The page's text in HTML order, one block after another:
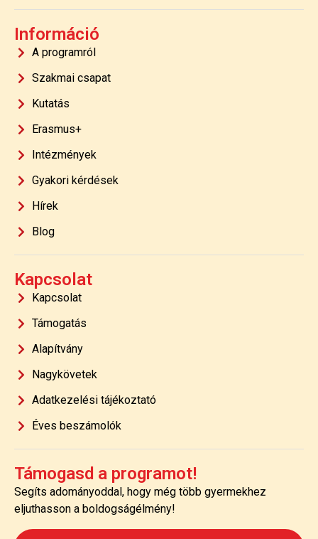
Információ
A programról
Szakmai csapat
Kutatás
Erasmus+
Intézmények
Gyakori kérdések
Hírek
Blog
Kapcsolat
Kapcsolat
Támogatás
Alapítvány
Nagykövetek
Adatkezelési tájékoztató
Éves beszámolók
Támogasd a programot!
Segíts adományoddal, hogy még több gyermekhez
eljuthasson a boldogságélmény!